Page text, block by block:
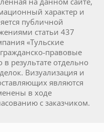
характер и
публичной
статьи 437
«Тульские
правовые
результате отдельно
Визуализация и
являются
в ходе
с заказчиком.